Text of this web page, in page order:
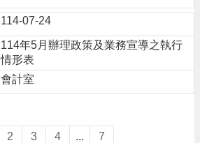
114-07-24
114年5月辦理政策及業務宣導之執行
情形表
會計室
2 3 4 ... 7